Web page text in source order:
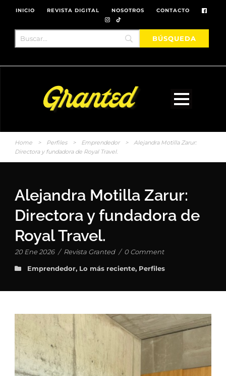
INICIO REVISTA DIGITAL NOSOTROS CONTACTO
Home > Perfiles > Emprendedor >
Alejandra Motilla Zarur:
Directora y fundadora de Royal Travel.
Alejandra Motilla Zarur:
Directora y fundadora de
Royal Travel.
20 Ene 2026 / Revista Granted / 0 Comment
Emprendedor, Lo más reciente, Perfiles